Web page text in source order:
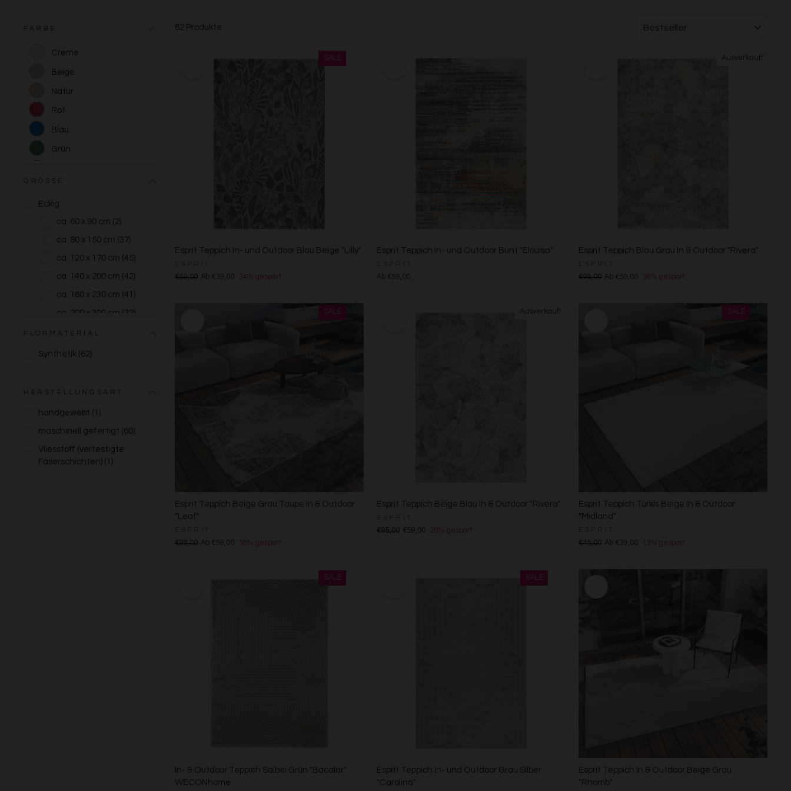
FARBE
Creme
Beige
Natur
Rot
Blau
Grün
Anthrazit
Schwarz
Bunt
GRÖSSE
Eckig
ca. 60 x 90 cm (2)
ca. 80 x 150 cm (37)
ca. 120 x 170 cm (45)
ca. 140 x 200 cm (42)
ca. 160 x 230 cm (41)
ca. 200 x 300 cm (32)
ca. 250 x 350 cm
ca. 300 x 400 cm
FLORMATERIAL
Synthetik (62)
HERSTELLUNGSART
handgewebt (1)
maschinell gefertigt (60)
Vliesstoff (verfestigte
Faserschichten) (1)
62 Produkte
Esprit Teppich In- und Outdoor Blau Beige "Lilly"
€59,00 Ab €39,00 34% gespart
Esprit Teppich In- und Outdoor Bunt "Elouisa"
Ab €59,00
Esprit Teppich Blau Grau In & Outdoor "Rivera"
€95,00 Ab €59,00 38% gespart
Esprit Teppich Beige Grau Taupe In & Outdoor
"Leaf"
€95,00 Ab €59,00 38% gespart
Esprit Teppich Beige Blau In & Outdoor "Rivera"
€95,00 €59,00 38% gespart
Esprit Teppich Türkis Beige In & Outdoor
"Midland"
€45,00 Ab €39,00 13% gespart
In- & Outdoor Teppich Salbei Grün "Bacalar"
WECONhome
Esprit Teppich In- und Outdoor Grau Silber
"Carolina"
Esprit Teppich In & Outdoor Beige Grau
"Rhomb"